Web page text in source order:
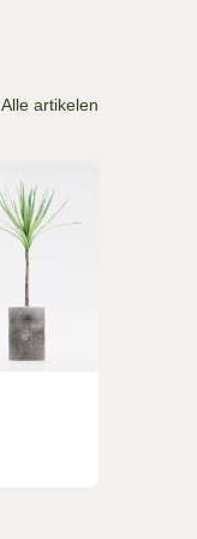
Alle artikelen